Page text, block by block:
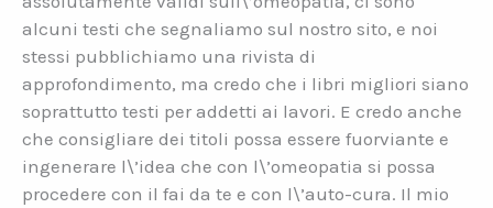
alcuni testi che segnaliamo sul nostro sito, e noi
stessi pubblichiamo una rivista di
approfondimento, ma credo che i libri migliori siano
soprattutto testi per addetti ai lavori. E credo anche
che consigliare dei titoli possa essere fuorviante e
ingenerare l\’idea che con l\’omeopatia si possa
procedere con il fai da te e con l\’auto-cura. Il mio